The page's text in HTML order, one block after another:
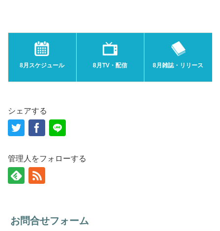
8月スケジュール 8月TV・配信 8月雑誌・リリース
シェアする
管理人をフォローする
お問合せフォーム